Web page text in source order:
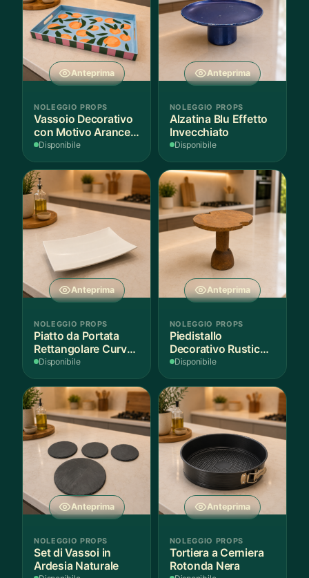
Anteprima
NOLEGGIO PROPS
Vassoio Decorativo
con Motivo Arance e
Foglie
Disponibile
Anteprima
NOLEGGIO PROPS
Alzatina Blu Effetto
Invecchiato
Disponibile
Anteprima
NOLEGGIO PROPS
Piatto da Portata
Rettangolare Curvo
Bianco
Disponibile
Anteprima
NOLEGGIO PROPS
Piedistallo
Decorativo Rustico
in Legno
Disponibile
Anteprima
NOLEGGIO PROPS
Set di Vassoi in
Ardesia Naturale
Anteprima
NOLEGGIO PROPS
Tortiera a Cerniera
Rotonda Nera